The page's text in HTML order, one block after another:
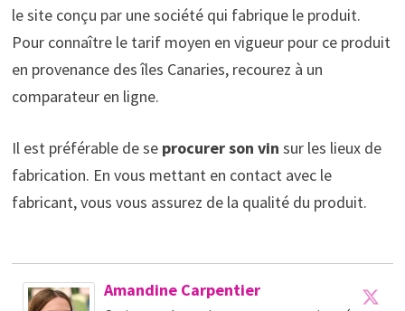
le site conçu par une société qui fabrique le produit.
Pour connaître le tarif moyen en vigueur pour ce produit
en provenance des îles Canaries, recourez à un
comparateur en ligne.
Il est préférable de seprocurer son vin sur les lieux de
fabrication. En vous mettant en contact avec le
fabricant, vous vous assurez de la qualité du produit.
Amandine Carpentier